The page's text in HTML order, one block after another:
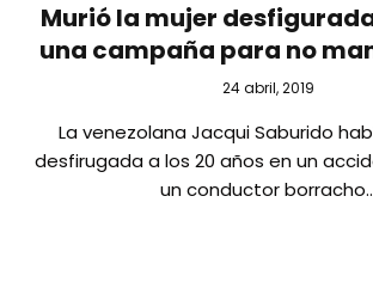
Murió la mujer
una campaña para no
24 abril, 2019
La venezolana Jacqui Saburido
desfirugada a los 20 años en un
un conductor